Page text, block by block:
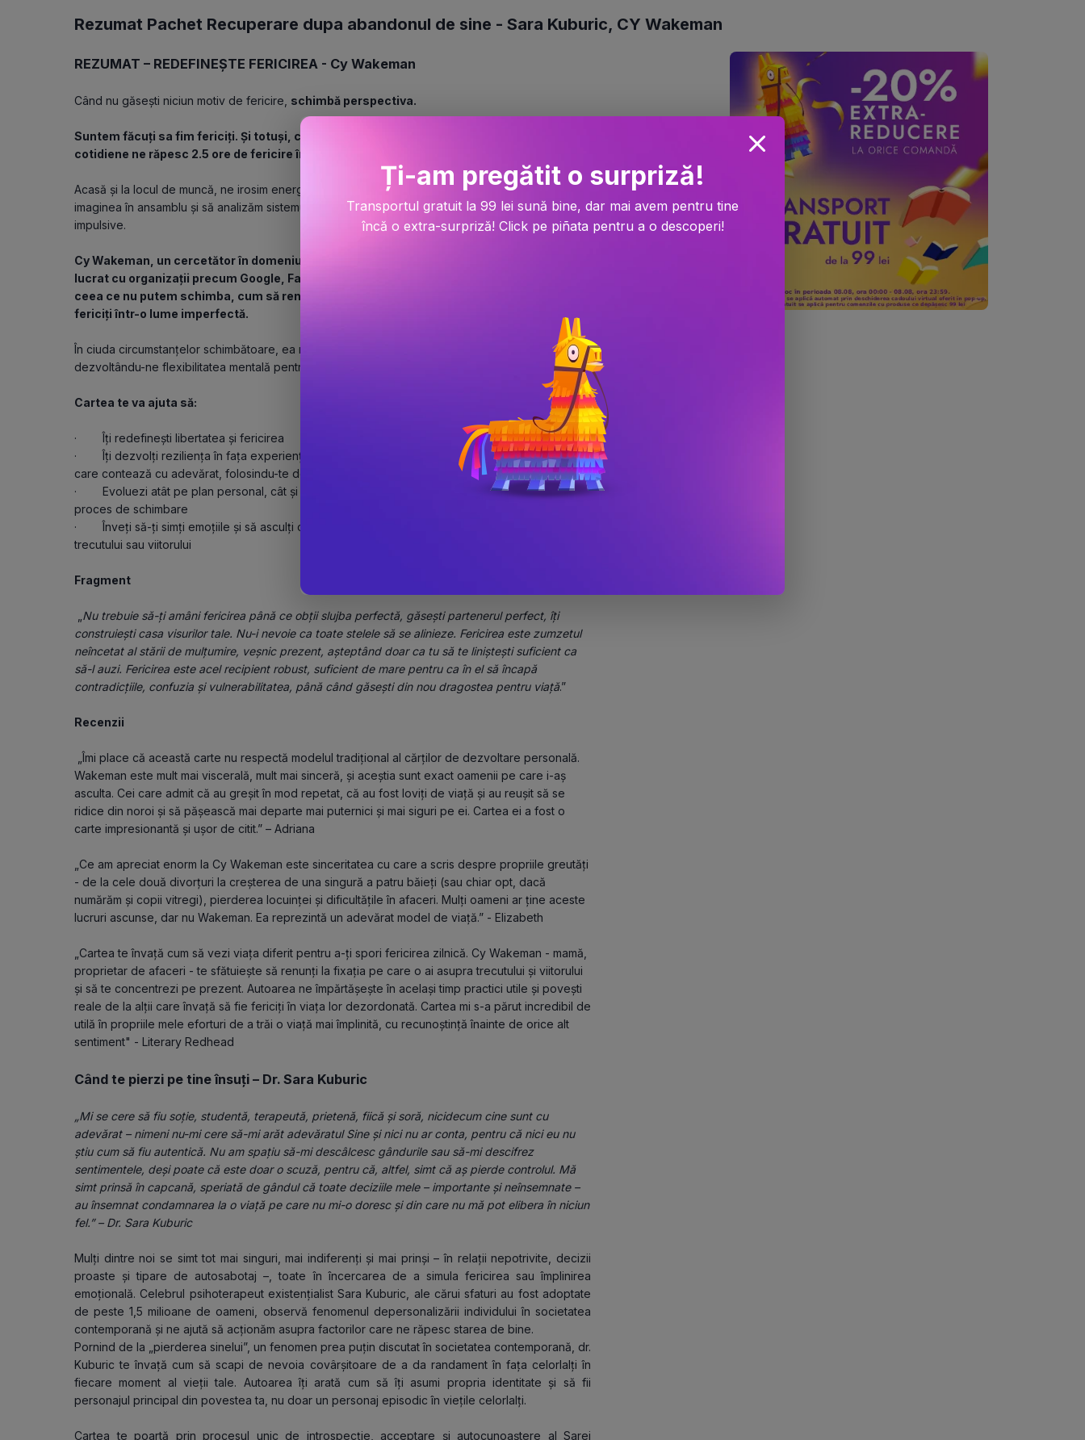
Rezumat Pachet Recuperare dupa abandonul de sine - Sara Kuburic, CY Wakeman
REZUMAT – REDEFINEȘTE FERICIREA - Cy Wakeman
Când nu găsești niciun motiv de fericire, schimbă perspectiva.
Suntem făcuți sa fim fericiți. Și totuși, conform autoarei Cy Wakeman, micile drame
cotidiene ne răpesc 2.5 ore de fericire în fiecare zi.
Acasă și la locul de muncă, ne irosim energia emoțională cu nemulțumiri mărunte, în loc să privim
imaginea în ansamblu și să analizăm sistemul de convingeri care ne face să luăm decizii
impulsive.
Cy Wakeman, un cercetător în domeniul rezoluției conflictelor la locul de muncă, care a
lucrat cu organizații precum Google, Facebook, Uber și NASA, ne învață cum să acceptăm
ceea ce nu putem schimba, cum să renunțăm la resentimente și să alegem să trăim
fericiți într-o lume imperfectă.
În ciuda circumstanțelor schimbătoare, ea ne dovedește că ne putem crea o viață mai simplă,
dezvoltându-ne flexibilitatea mentală pentru a face față mai ușor haosului de zi cu zi.
Cartea te va ajuta să:
·        Îți redefinești libertatea și fericirea
·        Îți dezvolți reziliența în fața experiențelor nefericite și îți conservi energia pentru lucrurile
care contează cu adevărat, folosindu-te de exemple și practici concrete
·        Evoluezi atât pe plan personal, cât și profesional, fără să fii traumatizat la sfârșitul acestui
proces de schimbare
·        Înveți să-ți simți emoțiile și să asculți de ele, trăind doar în prezent, fără temeri asociate
trecutului sau viitorului
Fragment
Nu trebuie să-ți amâni fericirea până ce obții slujba perfectă, găsești partenerul perfect, îți
construiești casa visurilor tale. Nu-i nevoie ca toate stelele să se alinieze. Fericirea este zumzetul
neîncetat al stării de mulțumire, veșnic prezent, așteptând doar ca tu să te liniștești suficient ca
să-l auzi. Fericirea este acel recipient robust, suficient de mare pentru ca în el să încapă
contradicțiile, confuzia și vulnerabilitatea, până când găsești din nou dragostea pentru viață.”
Recenzii
„Îmi place că această carte nu respectă modelul tradițional al cărților de dezvoltare personală.
Wakeman este mult mai viscerală, mult mai sinceră, și aceștia sunt exact oamenii pe care i-aș
asculta. Cei care admit că au greșit în mod repetat, că au fost loviți de viață și au reușit să se
ridice din noroi și să pășească mai departe mai puternici și mai siguri pe ei. Cartea ei a fost o
carte impresionantă și ușor de citit.” – Adriana
„Ce am apreciat enorm la Cy Wakeman este sinceritatea cu care a scris despre propriile greutăți
- de la cele două divorțuri la creșterea de una singură a patru băieți (sau chiar opt, dacă
numărăm și copii vitregi), pierderea locuinței și dificultățile în afaceri. Mulți oameni ar ține aceste
lucruri ascunse, dar nu Wakeman. Ea reprezintă un adevărat model de viață.” - Elizabeth
„Cartea te învață cum să vezi viața diferit pentru a-ți spori fericirea zilnică. Cy Wakeman - mamă,
proprietar de afaceri - te sfătuiește să renunți la fixația pe care o ai asupra trecutului și viitorului
și să te concentrezi pe prezent. Autoarea ne împărtășește în același timp practici utile și povești
reale de la alții care învață să fie fericiți în viața lor dezordonată. Cartea mi s-a părut incredibil de
utilă în propriile mele eforturi de a trăi o viață mai împlinită, cu recunoștință înainte de orice alt
sentiment" - Literary Redhead
Când te pierzi pe tine însuți – Dr. Sara Kuburic
„Mi se cere să fiu soție, studentă, terapeută, prietenă, fiică și soră, nicidecum cine sunt cu
adevărat – nimeni nu-mi cere să-mi arăt adevăratul Sine și nici nu ar conta, pentru că nici eu nu
știu cum să fiu autentică. Nu am spațiu să-mi descâlcesc gândurile sau să-mi descifrez
sentimentele, deși poate că este doar o scuză, pentru că, altfel, simt că aș pierde controlul. Mă
simt prinsă în capcană, speriată de gândul că toate deciziile mele – importante și neînsemnate –
au însemnat condamnarea la o viață pe care nu mi-o doresc și din care nu mă pot elibera în niciun
fel.” – Dr. Sara Kuburic
Mulți dintre noi se simt tot mai singuri, mai indiferenți și mai prinși – în relații nepotrivite, decizii
proaste și tipare de autosabotaj –, toate în încercarea de a simula fericirea sau împlinirea
emoțională. Celebrul psihoterapeut existențialist Sara Kuburic, ale cărui sfaturi au fost adoptate
de peste 1,5 milioane de oameni, observă fenomenul depersonalizării individului în societatea
contemporană și ne ajută să acționăm asupra factorilor care ne răpesc starea de bine.
Pornind de la „pierderea sinelui”, un fenomen prea puțin discutat în societatea contemporană, dr.
Kuburic te învață cum să scapi de nevoia covârșitoare de a da randament în fața celorlalți în
fiecare moment al vieții tale. Autoarea îți arată cum să îți asumi propria identitate și să fii
personajul principal din povestea ta, nu doar un personaj episodic în viețile celorlalți.
Cartea te poartă prin procesul unic de introspecție, acceptare și autocunoaștere al Sarei
Ți-am pregătit o surpriză!
Transportul gratuit la 99 lei sună bine, dar mai avem pentru tine
încă o extra-surpriză! Click pe piñata pentru a o descoperi!